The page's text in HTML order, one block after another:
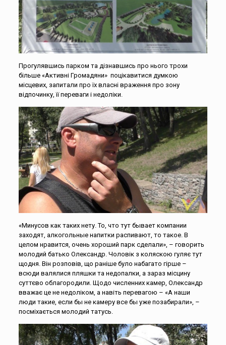
Прогулявшись парком та дізнавшись про нього трохи
більше «Активні Громадяни» поцікавитися думкою
місцевих, запитали про їх власні враження про зону
відпочинку, її переваги і недоліки.
«Минусов как таких нету. То, что тут бывает компании
заходят, алкогольные напитки распивают, то такое. В
целом нравится, очень хороший парк сделали», – говорить
молодий батько Олександр. Чоловік з коляскою гуляє тут
щодня. Він розповів, що раніше було набагато гірше –
всюди валялися пляшки та недопалки, а зараз місцину
суттєво облагородили. Щодо численних камер, Олександр
вважає це не недоліком, а навіть перевагою – «А наши
люди такие, если бы не камеру все бы уже позабирали», –
посміхається молодий татусь.